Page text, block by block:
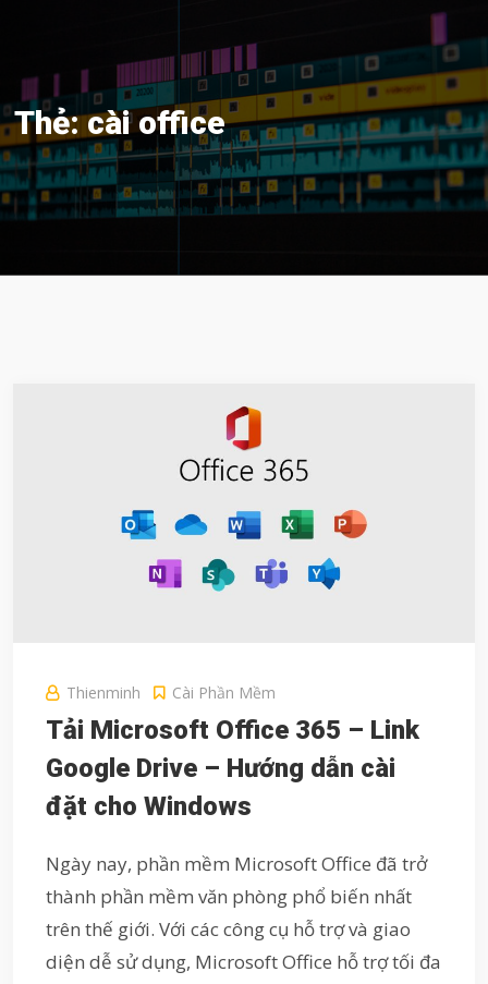
Thẻ:cài office
Thienminh Cài Phần Mềm
Tải Microsoft Office 365 – Link
Google Drive – Hướng dẫn cài
đặt cho Windows
Ngày nay, phần mềm Microsoft Office đã trở
thành phần mềm văn phòng phổ biến nhất
trên thế giới. Với các công cụ hỗ trợ và giao
diện dễ sử dụng, Microsoft Office hỗ trợ tối đa